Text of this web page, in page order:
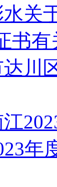
关
书
川
江
年